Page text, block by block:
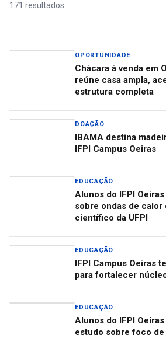
171 resultados
OPORTUNIDADE
Chácara à venda em
reúne casa ampla,
estrutura completa
DOAÇÃO
IBAMA destina
IFPI Campus Oeiras
EDUCAÇÃO
Alunos do IFPI
sobre ondas de
científico da UFPI
EDUCAÇÃO
IFPI Campus Oeiras
para fortalecer
EDUCAÇÃO
Alunos do IFPI
estudo sobre foco